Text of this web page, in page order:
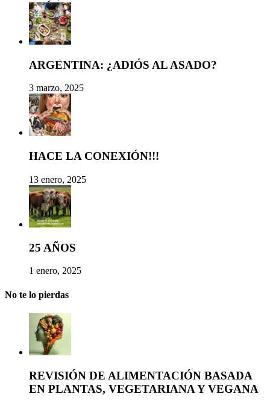
ARGENTINA: ¿ADIÓS AL ASADO?
3 marzo, 2025
HACE LA CONEXIÓN!!!
13 enero, 2025
25 AÑOS
1 enero, 2025
No te lo pierdas
REVISIÓN DE ALIMENTACIÓN BASADA
EN PLANTAS, VEGETARIANA Y VEGANA